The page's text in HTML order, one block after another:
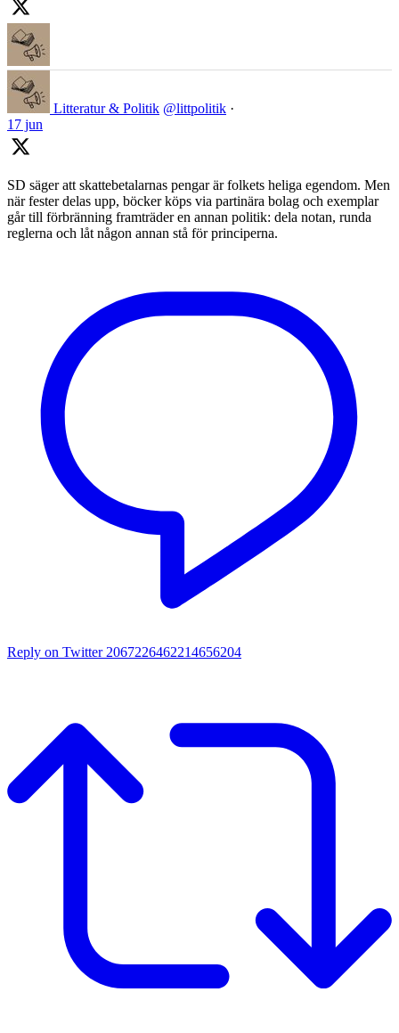
Litteratur & Politik @littpolitik ·
17 jun
SD säger att skattebetalarnas pengar är folkets heliga egendom. Men
när fester delas upp, böcker köps via partinära bolag och exemplar
går till förbränning framträder en annan politik: dela notan, runda
reglerna och låt någon annan stå för principerna.
Reply on Twitter 2067226462214656204